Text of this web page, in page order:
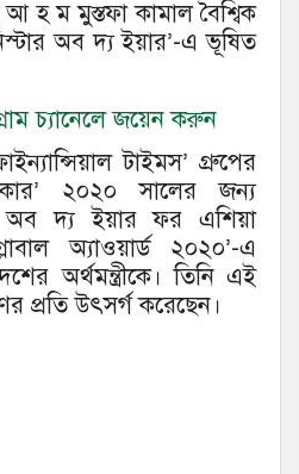
আ হ ম মুস্তফা কামাল বৈশ্বিক
অব দ্য ইয়ার’-এ ভূষিত
চ্যানেলে জয়েন করুন
টাইমস’ গ্রুপের
২০২০ সালের জন্য
অব দ্য ইয়ার ফর এশিয়া
অ্যাওয়ার্ড ২০২০’-এ
অর্থমন্ত্রীকে। তিনি এই
প্রতি উৎসর্গ করেছেন।